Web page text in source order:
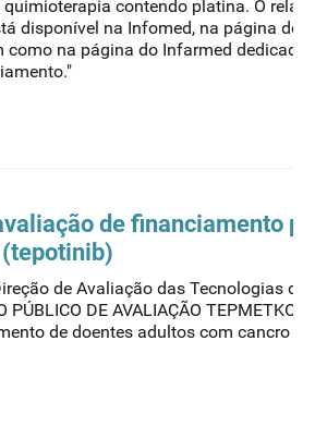
contendo platina. O
disponível na Infomed, na página do
como na página do Infarmed dedicada
de financiamento
de Avaliação das Tecnologias de
PÚBLICO DE AVALIAÇÃO TEPMETKO
de doentes adultos com cancro